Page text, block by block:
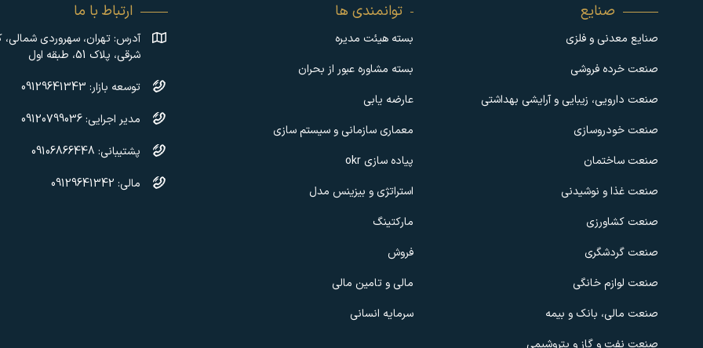
صنایع
صنایع معدنی و فلزی
صنعت خرده فروشی
صنعت دارویی، زیبایی و آرایشی بهداشتی
صنعت خودروسازی
صنعت ساختمان
صنعت غذا و نوشیدنی
صنعت کشاورزی
صنعت گردشگری
صنعت لوازم خانگی
صنعت مالی، بانک و بیمه
صنعت نفت و گاز و پتروشیمی
توانمندی ها
بسته هیئت مدیره
بسته مشاوره عبور از بحران
عارضه یابی
معماری سازمانی و سیستم سازی
پیاده سازی okr
استراتژی و بیزینس مدل
مارکتینگ
فروش
مالی و تامین مالی
سرمایه انسانی
ارتباط با ما
آدرس: تهران، سهروردی شمالی،
شرقی، پلاک 51، طبقه اول
توسعه بازار: 09129641343
مدیر اجرایی: 09120799036
پشتیبانی:‌ 09106866448
مالی: 09129641342